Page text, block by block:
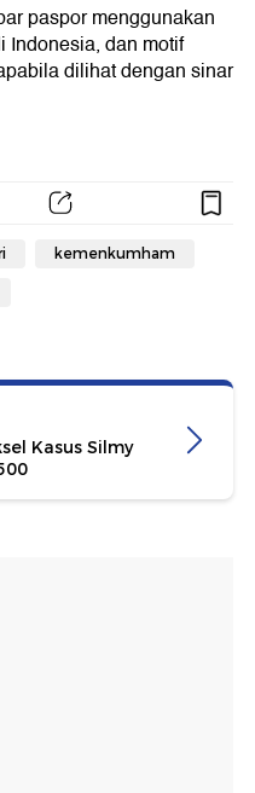
paspor menggunakan
Indonesia, dan motif
dilihat dengan sinar
kemenkumham
Kasus Silmy